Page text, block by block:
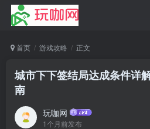
首页 游戏攻略 正文
城市下下签结局达成条件详
南
玩咖网
1个月前发布